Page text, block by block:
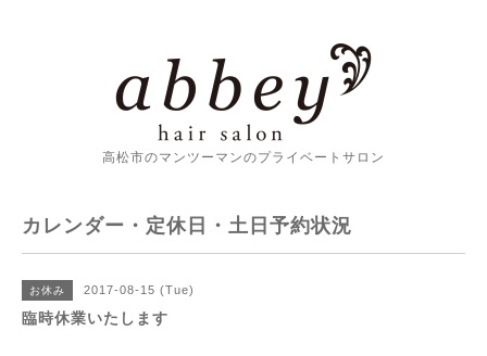
高松市のマンツーマンのプライベートサロン
カレンダー・定休日・土日予約状況
お休み 2017-08-15 (Tue)
臨時休業いたします